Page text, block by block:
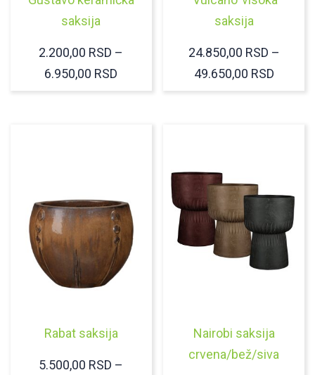
saksija
2.200,00 RSD –
6.950,00 RSD
6.950,00 RSD
saksija
24.850,00 RSD –
49.650,00 RSD
Rabat saksija
5.500,00 RSD –
Nairobi saksija
crvena/bež/siva